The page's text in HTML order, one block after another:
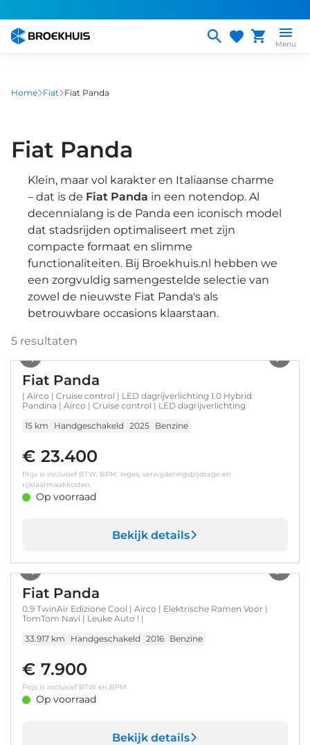
naar
gaan
Menu
Home Fiat Fiat Panda
Fiat Panda
Klein, maar vol karakter en Italiaanse charme
– dat is de Fiat Panda in een notendop. Al
decennialang is de Panda een iconisch model
dat stadsrijden optimaliseert met zijn
compacte formaat en slimme
functionaliteiten. Bij Broekhuis.nl hebben we
een zorgvuldig samengestelde selectie van
zowel de nieuwste Fiat Panda's als
betrouwbare occasions klaarstaan.
5 resultaten
Fiat Panda
| Airco | Cruise control | LED dagrijverlichting 1.0 Hybrid
Pandina | Airco | Cruise control | LED dagrijverlichting
15 km
Handgeschakeld 2025 Benzine
€ 23.400
Prijs is inclusief BTW, BPM, leges, verwijderingsbijdrage en
rijklaarmaakkosten.
Op voorraad
Bekijk details
Fiat Panda
0.9 TwinAir Edizione Cool | Airco | Elektrische Ramen Voor |
TomTom Navi | Leuke Auto ! |
33.917 km
Handgeschakeld 2016 Benzine
€ 7.900
Prijs is inclusief BTW en BPM.
Op voorraad
Bekijk details